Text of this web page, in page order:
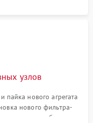
узлов
пайка нового агрегата
нового фильтра-
обдува,